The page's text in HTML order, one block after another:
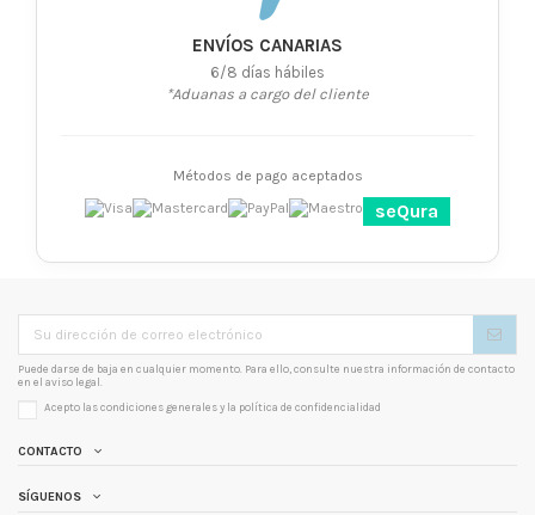
ENVÍOS CANARIAS
6/8 días hábiles
*Aduanas a cargo del cliente
Métodos de pago aceptados
seQura
Puede darse de baja en cualquier momento. Para ello, consulte nuestra información de contacto
en el aviso legal.
Acepto las condiciones generales y la política de confidencialidad
CONTACTO
SÍGUENOS